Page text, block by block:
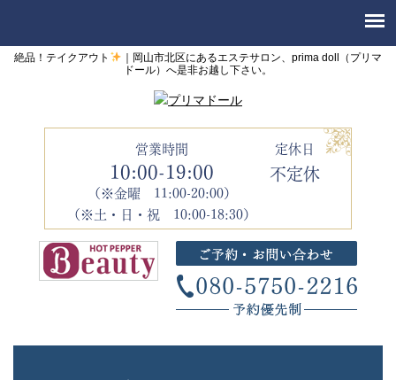
絶品！テイクアウト
｜岡山市北区にあるエステサロン、prima doll（プリマ
ドール）へ是非お越し下さい。
営業時間
10:00-19:00
（※金曜 11:00-20:00）
（※土・日・祝 10:00-18:30）
定休日
不定休